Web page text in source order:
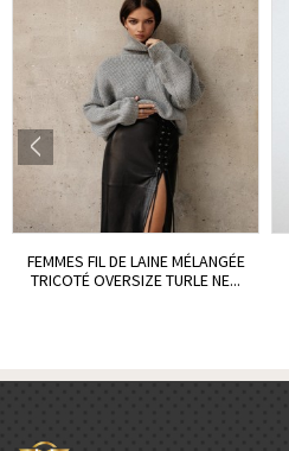
FEMMES FIL DE LAINE MÉLANGÉE
TRICOTÉ OVERSIZE TURLE NE...